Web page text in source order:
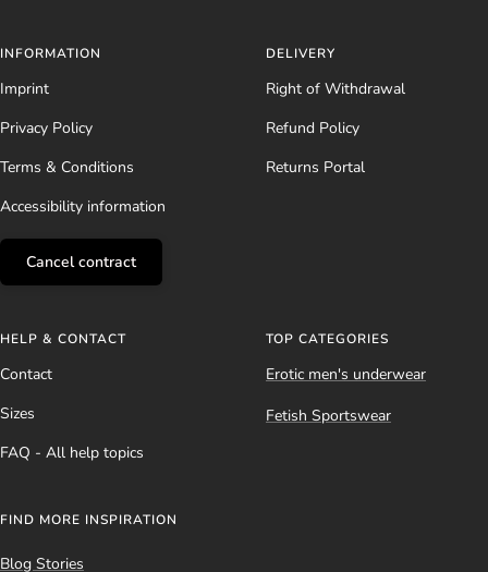
INFORMATION
Imprint
Privacy Policy
Terms & Conditions
Accessibility information
Cancel contract
DELIVERY
Right of Withdrawal
Refund Policy
Returns Portal
HELP & CONTACT
Contact
Sizes
FAQ - All help topics
TOP CATEGORIES
Erotic men's underwear
Fetish Sportswear
FIND MORE INSPIRATION
Blog Stories